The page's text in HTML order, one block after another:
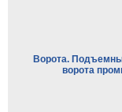
Ворота.
ворота